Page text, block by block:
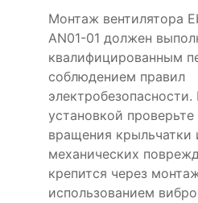
Монтаж вентилятора
AN01-01 должен
квалифицированным
соблюдением правил
установкой проверьте
вращения крыльчатки
механических
крепится через
использованием